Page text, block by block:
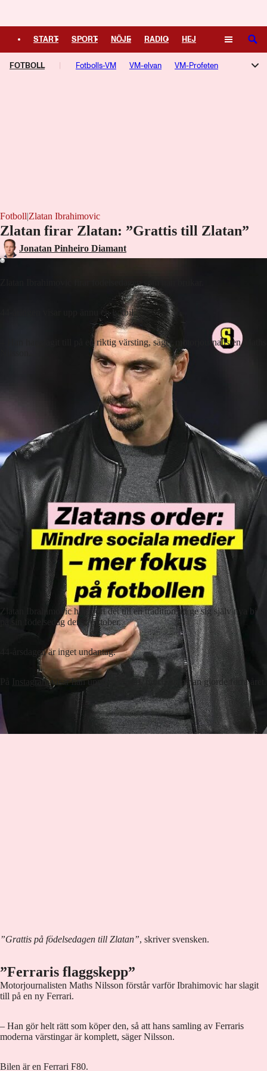
START SPORT NÖJE RADIO HEJ
PLUS TIPSA TV KULTUR LEDARE
SÖK
FOTBOLL Fotbolls-VM VM-elvan VM-Profeten
Fotboll|Zlatan Ibrahimovic
Zlatan firar Zlatan: ”Grattis till Zlatan”
Jonatan Pinheiro Diamant
Laddar ...
Zlatan Ibrahimovic firar födelsedagen som han brukar.
44-åringen visar upp ännu en lyxbil.
– Han har slagit till på en riktig värsting, säger motorjournalisten Maths
Zlatan Ibrahimovic har gjort det till en tradition att ge sig själv nya bilar
på sin födelsedag den 3 oktober.
44-årsdagen är inget undantag.
Instagramvisar han upp en Ferrari, precis som han gjorde förra året.
”Grattis på födelsedagen till Zlatan”, skriver svensken.
”Ferraris flaggskepp”
Motorjournalisten Maths Nilsson förstår varför Ibrahimovic har slagit
till på en ny Ferrari.
– Han gör helt rätt som köper den, så att hans samling av Ferraris
moderna värstingar är komplett, säger Nilsson.
Bilen är en Ferrari F80.